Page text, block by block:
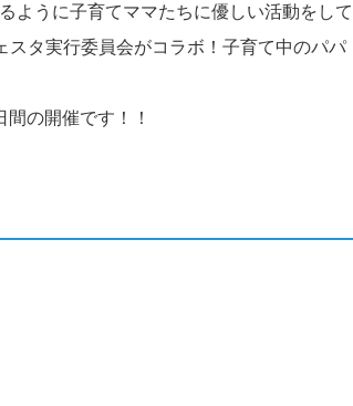
ように子育てママたちに優しい活動をして
スタ実行委員会がコラボ！子育て中のパパ
の開催です！！